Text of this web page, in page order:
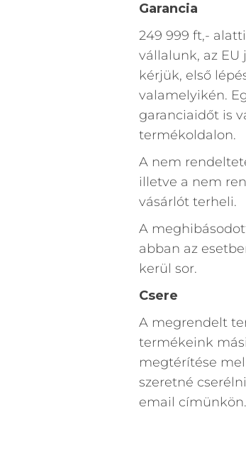
Garancia
249 999 ft,-
vállalunk, az
kérjük, első
valamelyikén.
garanciaidőt is
termékoldalon.
A nem
illetve a nem
vásárlót terheli.
A
abban az
kerül sor.
Csere
A megrendelt
termékeink
megtérítése
szeretné
email címünkön.